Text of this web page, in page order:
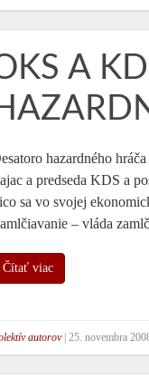
A
hazardného
a predseda KDS a
sa vo svojej
– vláda
Čítať viac
autorov| 25. novembra